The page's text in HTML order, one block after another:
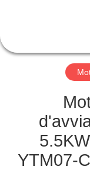
DELLA
FABBRICA
QUALITÀ
YTM07-